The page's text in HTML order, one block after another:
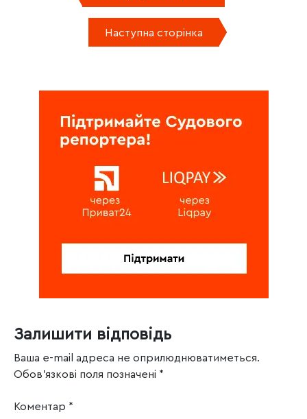
Наступна сторінка
Залишити відповідь
Ваша e-mail адреса не оприлюднюватиметься.
Обов’язкові поля позначені *
Коментар *